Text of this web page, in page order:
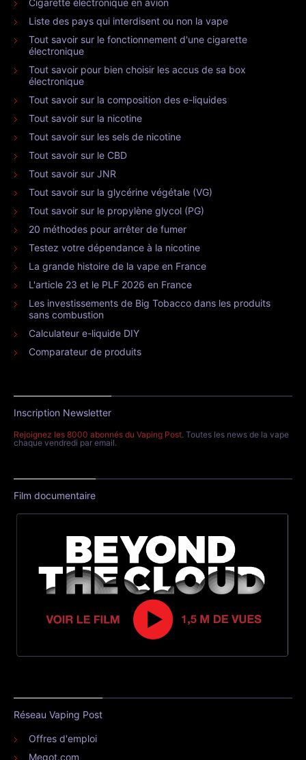
Cigarette électronique en avion
Liste des pays qui interdisent ou non la vape
Tout savoir sur le fonctionnement d'une cigarette
électronique
Tout savoir pour bien choisir les accus de sa box
électronique
Tout savoir sur la composition des e-liquides
Tout savoir sur la nicotine
Tout savoir sur les sels de nicotine
Tout savoir sur le CBD
Tout savoir sur JNR
Tout savoir sur la glycérine végétale (VG)
Tout savoir sur le propylène glycol (PG)
20 méthodes pour arrêter de fumer
Testez votre dépendance à la nicotine
La grande histoire de la vape en France
L'article 23 et le PLF 2026 en France
Les investissements de Big Tobacco dans les produits
sans combustion
Calculateur e-liquide DIY
Comparateur de produits
Inscription Newsletter
Rejoignez les 8000 abonnés du Vaping Post. Toutes les news de la vape
chaque vendredi par email.
Film documentaire
Réseau Vaping Post
Offres d'emploi
Megot.com